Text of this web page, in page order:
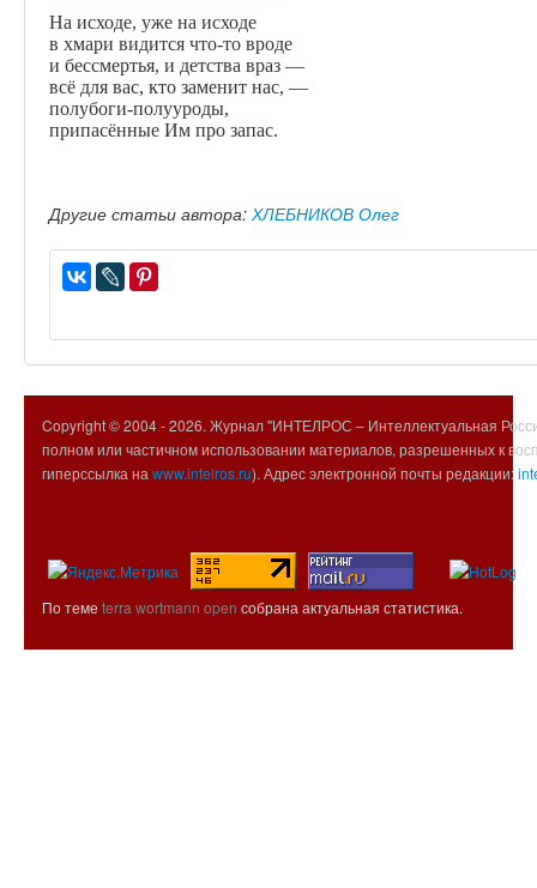
На исходе, уже на исходе
в хмари видится что-то вроде
и бессмертья, и детства враз —
всё для вас, кто заменит нас, —
полубоги-полууроды,
припасённые Им про запас.
Другие статьи автора: ХЛЕБНИКОВ Олег
Copyright © 2004 -2026. Журнал "ИНТЕЛРОС – Интеллектуальная
полном или частичном использовании материалов, разрешенных к
гиперссылка на www.intelros.ru). Адрес электронной почты редакции:
По теме terra wortmann open собрана актуальная статистика.